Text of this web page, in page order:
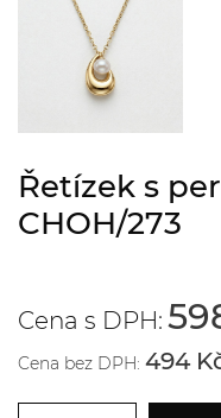
Řetízek s
CHOH/273
Cena s DPH:
Cena bez DPH: 494